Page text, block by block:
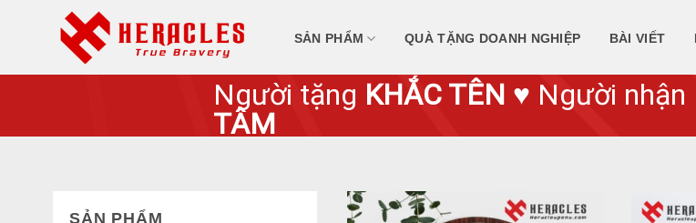
SẢN PHẨM QUÀ TẶNG DOANH NGHIỆP BÀI VIẾT
Người tặng KHẮC TÊN ♥ Người nhận
TÂM
SẢN PHẨM